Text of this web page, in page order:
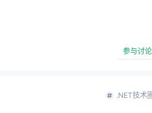
参与讨论
.NET技术